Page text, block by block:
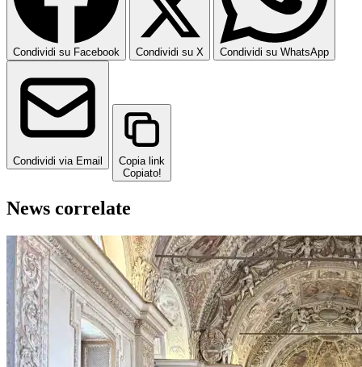
Condividi su Facebook Condividi su X Condividi su WhatsApp
Condividi via Email
Copia link
Copiato!
News correlate